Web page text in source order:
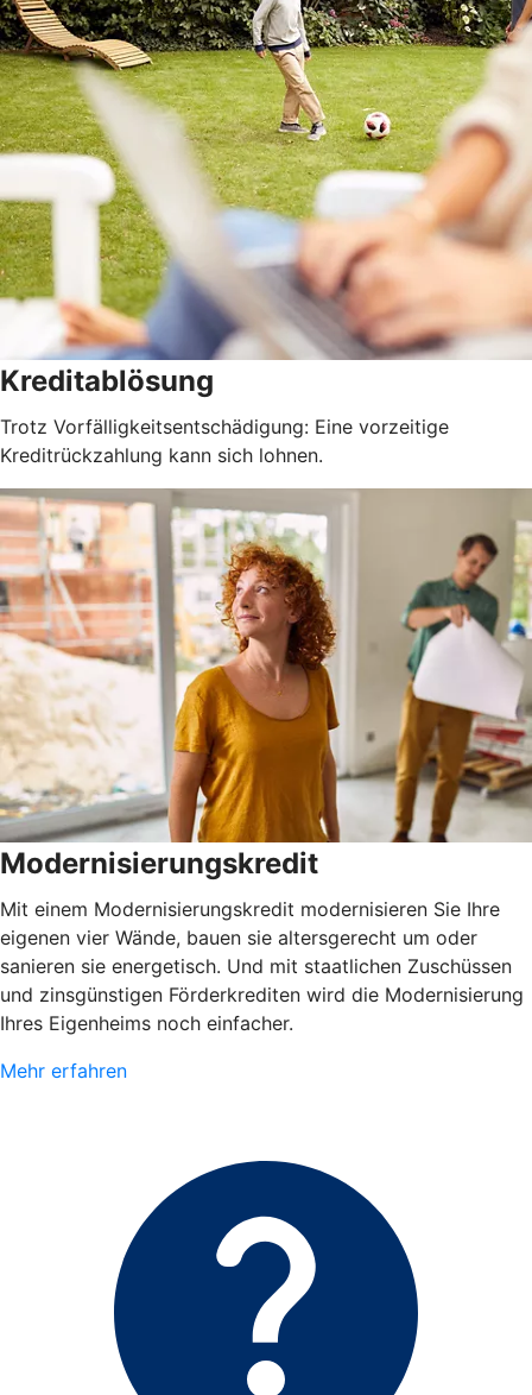
Kreditablösung
Trotz Vorfälligkeitsentschädigung: Eine vorzeitige
Kreditrückzahlung kann sich lohnen.
Modernisierungskredit
Mit einem Modernisierungskredit modernisieren Sie Ihre
eigenen vier Wände, bauen sie altersgerecht um oder
sanieren sie energetisch. Und mit staatlichen Zuschüssen
und zinsgünstigen Förderkrediten wird die Modernisierung
Ihres Eigenheims noch einfacher.
Mehr erfahren